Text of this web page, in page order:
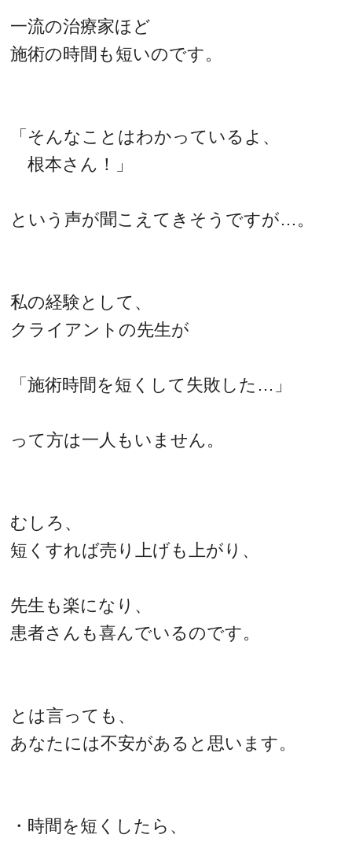
一流の治療家ほど
施術の時間も短いのです。
「そんなことはわかっているよ、
根本さん！」
という声が聞こえてきそうですが…。
私の経験として、
クライアントの先生が
「施術時間を短くして失敗した…」
って方は一人もいません。
むしろ、
短くすれば売り上げも上がり、
先生も楽になり、
患者さんも喜んでいるのです。
とは言っても、
あなたには不安があると思います。
・時間を短くしたら、